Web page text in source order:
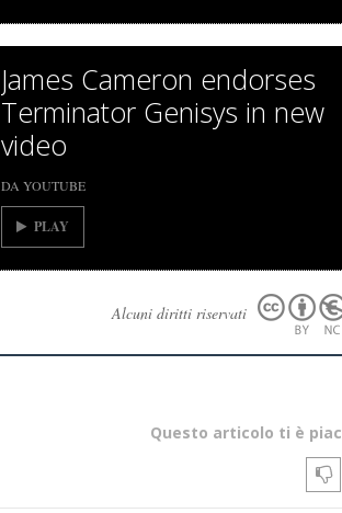
James Cameron endorses
Terminator Genisys in new
video
DA YOUTUBE
PLAY
Alcuni diritti riservati
Questo articolo ti è